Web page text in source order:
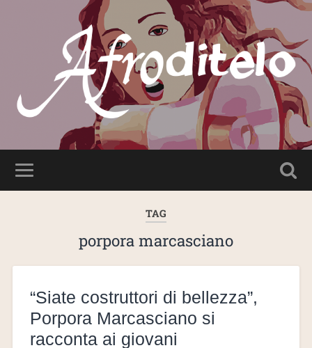
TAG
porpora marcasciano
“Siate costruttori di bellezza”,
Porpora Marcasciano si
racconta ai giovani